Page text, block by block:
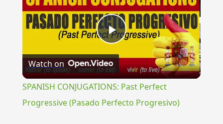
Play
Video
Watch on
SPANISH CONJUGATIONS: Past Perfect
Progressive (Pasado Perfecto Progresivo)